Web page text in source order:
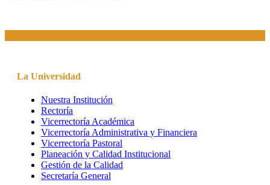
La Universidad
Nuestra Institución
Rectoría
Vicerrectoría Académica
Vicerrectoría Administrativa y Financiera
Vicerrectoría Pastoral
Planeación y Calidad Institucional
Gestión de la Calidad
Secretaría General